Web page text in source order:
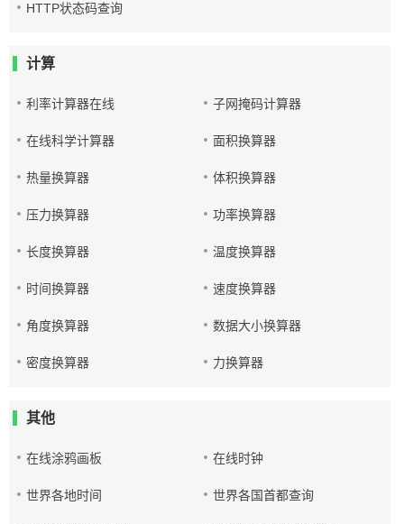
HTTP状态码查询
计算
利率计算器在线 子网掩码计算器
在线科学计算器 面积换算器
热量换算器 体积换算器
压力换算器 功率换算器
长度换算器 温度换算器
时间换算器 速度换算器
角度换算器 数据大小换算器
密度换算器 力换算器
其他
在线涂鸦画板 在线时钟
世界各地时间 世界各国首都查询